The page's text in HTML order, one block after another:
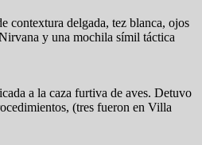
contextura delgada, tez blanca, ojos
y una mochila símil táctica
a la caza furtiva de aves. Detuvo
(tres fueron en Villa